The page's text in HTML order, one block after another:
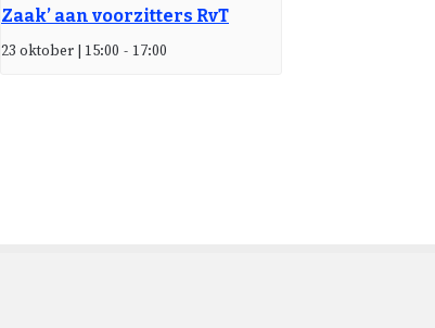
Zaak’ aan voorzitters RvT
23 oktober | 15:00 - 17:00